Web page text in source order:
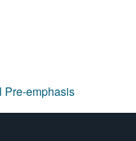
Pre-emphasis